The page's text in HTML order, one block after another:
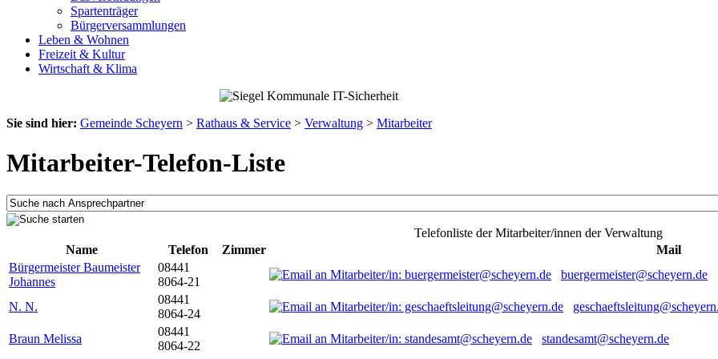
Spartenträger
Bürgerversammlungen
Leben & Wohnen
Freizeit & Kultur
Wirtschaft & Klima
Sie sind hier: Gemeinde Scheyern > Rathaus & Service > Verwaltung > Mitarbeiter
Mitarbeiter-Telefon-Liste
Telefonliste der Mitarbeiter/innen der Verwaltung
Name
Telefon Zimmer
Mail
Bürgermeister Baumeister
Johannes
08441
8064-21
buergermeister@scheyern.de
N. N.
08441
8064-24
Braun Melissa
08441
8064-22
standesamt@scheyern.de